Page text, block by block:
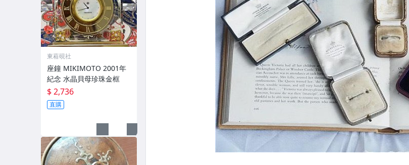
東葙硯社
座鐘 MIKIMOTO 2001年
紀念 水晶貝母珍珠金框
$ 2,736
直購